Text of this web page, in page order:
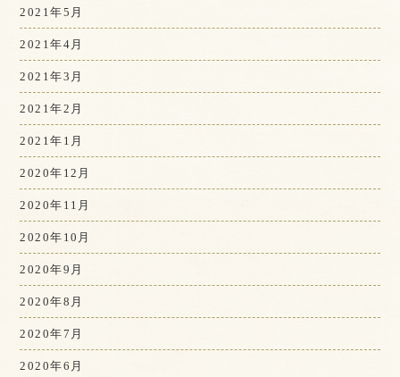
2021年5月
2021年4月
2021年3月
2021年2月
2021年1月
2020年12月
2020年11月
2020年10月
2020年9月
2020年8月
2020年7月
2020年6月